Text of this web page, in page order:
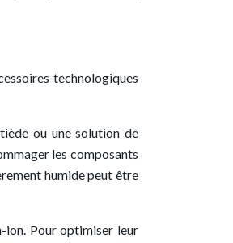
technologiques
ou une solution de
les composants
humide peut être
ion. Pour optimiser leur